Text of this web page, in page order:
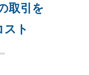
取引を
ト